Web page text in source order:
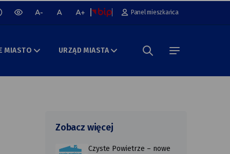
lub wyłącz animacje na stronie
wersja
kontrastowa
mniejsza
czcionka
normalna
czcionka
większa
czcionka
Panel mieszkańca
MIASTO
URZĄD MIASTA
Zobacz więcej
Czyste Powietrze – nowe